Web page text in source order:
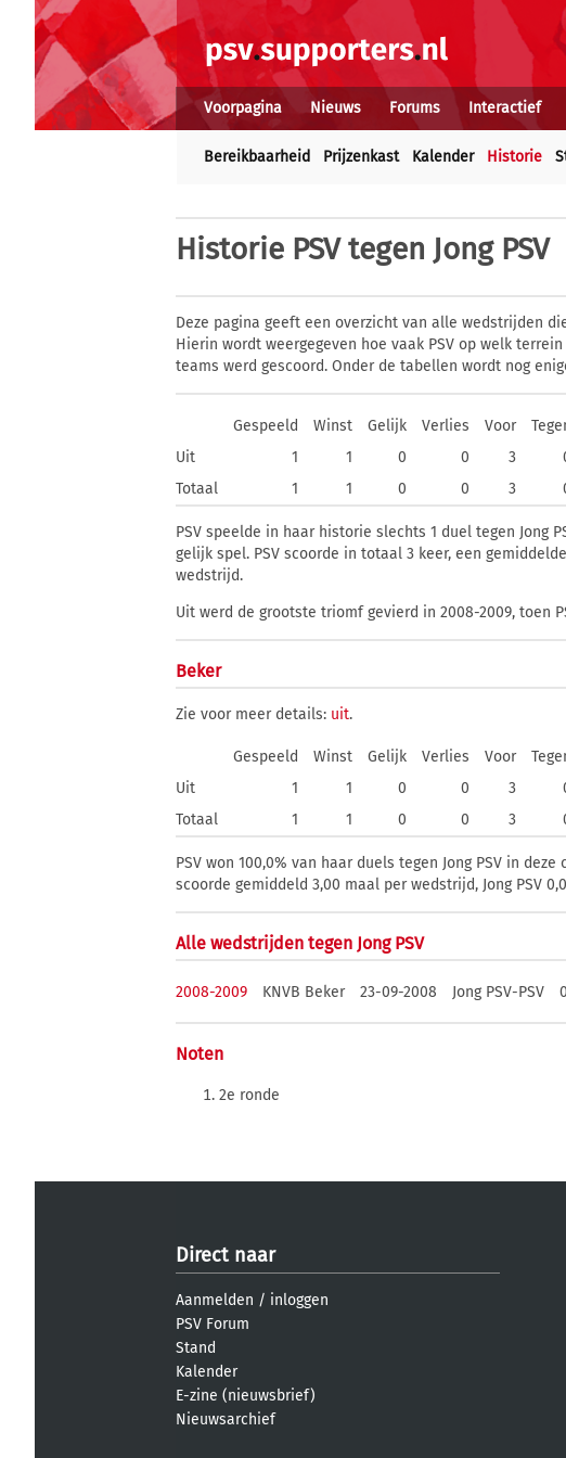
Voorpagina Nieuws Forums Interactief
Bereikbaarheid Prijzenkast Kalender Historie
Historie PSV tegen Jong PSV
Deze pagina geeft een overzicht van alle wedstrijden
Hierin wordt weergegeven hoe vaak PSV op welk
teams werd gescoord. Onder de tabellen wordt nog
Gespeeld Winst Gelijk Verlies Voor
Uit
1 1 0 0 3
Totaal
1 1 0 0 3
PSV speelde in haar historie slechts 1 duel tegen Jong
gelijk spel. PSV scoorde in totaal 3 keer, een
wedstrijd.
Uit werd de grootste triomf gevierd in 2008-2009, toen
Beker
Zie voor meer details: uit.
Gespeeld Winst Gelijk Verlies Voor
Uit
1 1 0 0 3
Totaal
1 1 0 0 3
PSV won 100,0% van haar duels tegen Jong PSV in
scoorde gemiddeld 3,00 maal per wedstrijd, Jong PSV
Alle wedstrijden tegen Jong PSV
2008-2009 KNVB Beker 23-09-2008 Jong PSV-PSV
Noten
2e ronde
Direct naar
Aanmelden / inloggen
PSV Forum
Stand
Kalender
E-zine (nieuwsbrief)
Nieuwsarchief